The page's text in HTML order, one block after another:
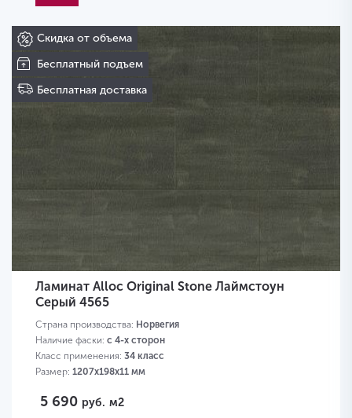
Скидка от объема
Бесплатный подъем
Бесплатная доставка
Ламинат Alloc Original Stone Лаймстоун
Серый 4565
Страна производства: Норвегия
Наличие фаски: с 4-х сторон
Класс применения: 34 класс
Размер: 1207х198х11 мм
5 690 руб. м2